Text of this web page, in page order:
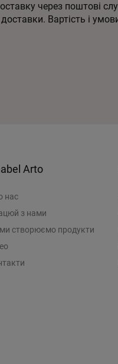
через поштові
Вартість і
Arto
нас
з нами
створюємо продукти